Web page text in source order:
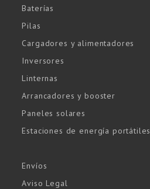
Baterías
Pilas
Cargadores y alimentadores
Inversores
Linternas
Arrancadores y booster
Paneles solares
Estaciones de energía portátiles
Envíos
Aviso Legal